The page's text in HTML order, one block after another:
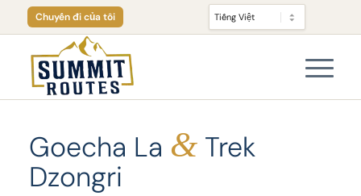
Chuyến đi của tôi
Goecha La &Trek
Dzongri